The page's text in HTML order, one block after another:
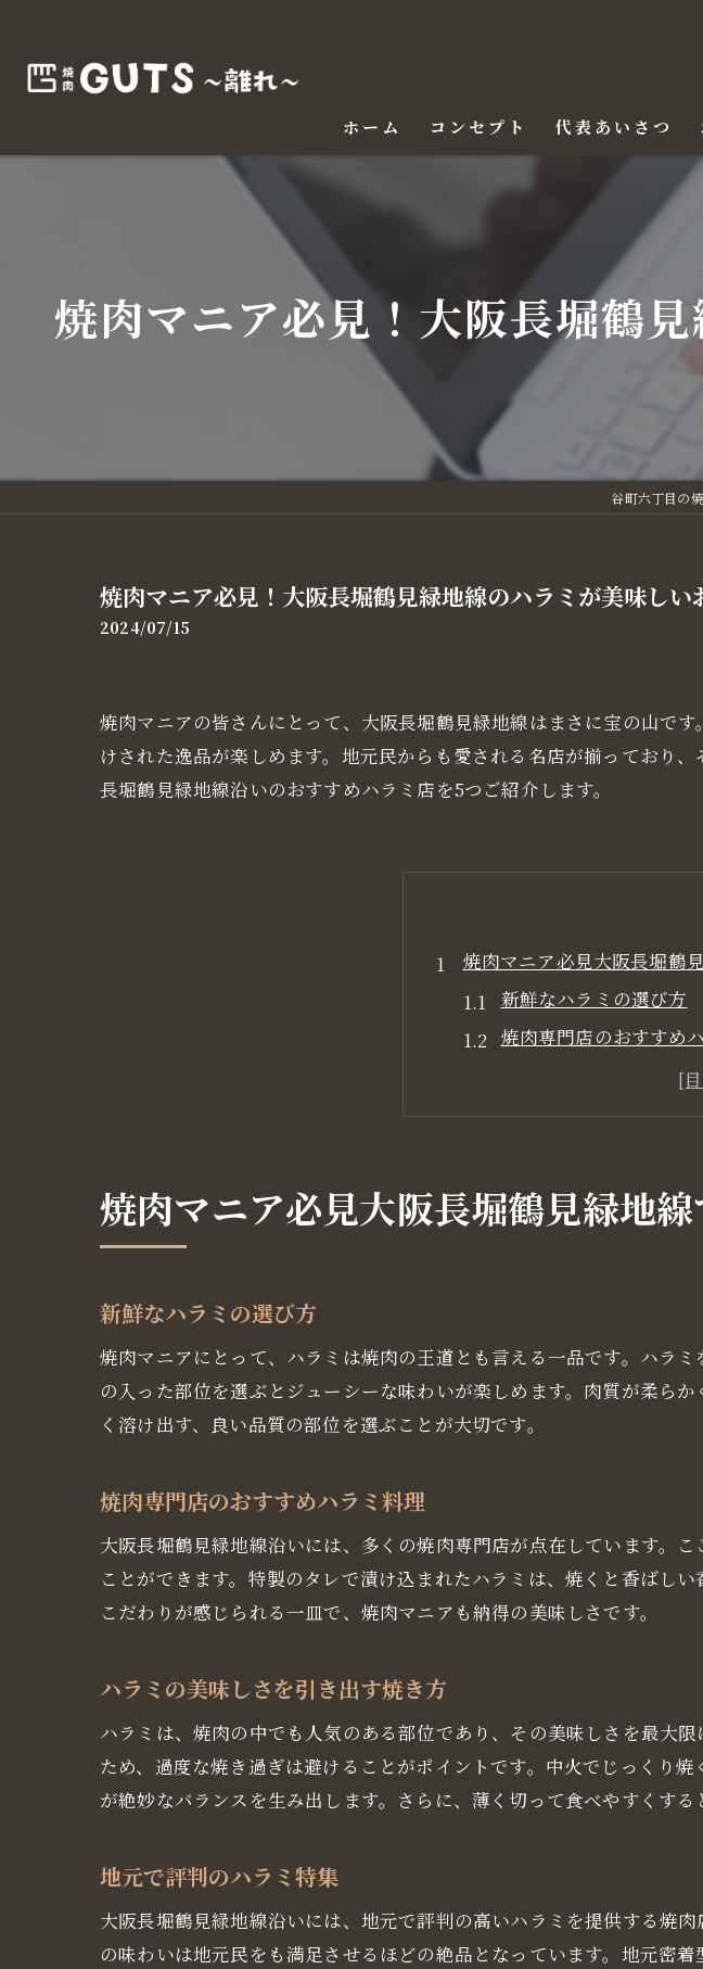
ホーム コンセプト 代表あいさつ
焼肉マニア必見！大阪長堀鶴
谷町六丁目の
焼肉マニア必見！大阪長堀鶴見緑地線のハラミが美味しい
2024/07/15
焼肉マニアの皆さんにとって、大阪長堀鶴見緑地線はまさに宝の山で
けされた逸品が楽しめます。地元民からも愛される名店が揃っており
長堀鶴見緑地線沿いのおすすめハラミ店を5つご紹介します。
焼肉マニア必見大阪長堀鶴
新鮮なハラミの選び方
焼肉専門店のおすすめ
ハラミの美味しさを引
地元で評判のハラミ特
食通が教えるハラミの
大阪長堀鶴見緑地線沿い焼
カジュアルから高級ま
ハラミを使った創作料理
隠れ家風の焼肉店紹介
口コミで話題のハラミ
穴場のハラミ専門店
予約必須の人気ハラミ店
大阪長堀鶴見緑地線で見つ
ハラミの焼き加減ガイ
友人や家族と楽しむハ
贅沢なハラミディナー
焼肉マニア必見大阪長堀鶴見緑地
新鮮なハラミの選び方
焼肉マニアにとって、ハラミは焼肉の王道とも言える一品です。ハラ
の入った部位を選ぶとジューシーな味わいが楽しめます。肉質が柔ら
く溶け出す、良い品質の部位を選ぶことが大切です。
焼肉専門店のおすすめハラミ料理
大阪長堀鶴見緑地線沿いには、多くの焼肉専門店が点在しています。
ことができます。特製のタレで漬け込まれたハラミは、焼くと香ばし
こだわりが感じられる一皿で、焼肉マニアも納得の美味しさです。
ハラミの美味しさを引き出す焼き方
ハラミは、焼肉の中でも人気のある部位であり、その美味しさを最大
ため、過度な焼き過ぎは避けることがポイントです。中火でじっくり
が絶妙なバランスを生み出します。さらに、薄く切って食べやすくす
地元で評判のハラミ特集
大阪長堀鶴見緑地線沿いには、地元で評判の高いハラミを提供する焼
の味わいは地元民をも満足させるほどの絶品となっています。地元密